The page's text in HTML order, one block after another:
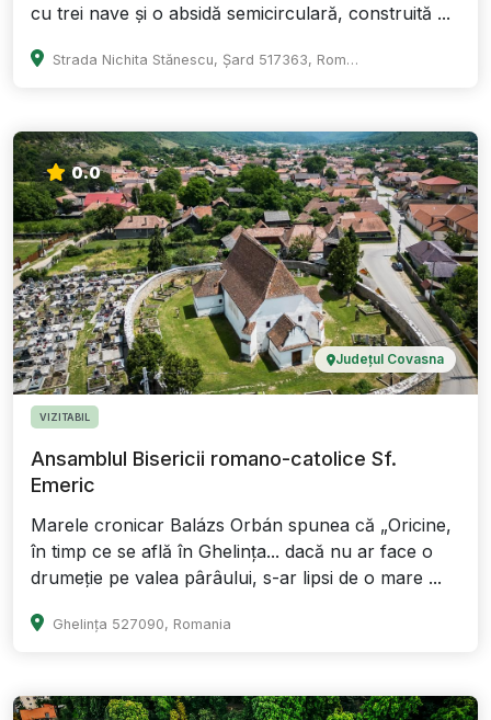
cu trei nave și o absidă semicirculară, construită ...
Strada Nichita Stănescu, Șard 517363, Romania
0.0
Județul Covasna
VIZITABIL
Ansamblul Bisericii romano-catolice Sf.
Emeric
Marele cronicar Balázs Orbán spunea că „Oricine,
în timp ce se află în Ghelința... dacă nu ar face o
drumeție pe valea pârâului, s-ar lipsi de o mare ...
Ghelința 527090, Romania